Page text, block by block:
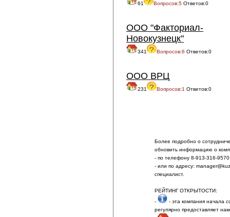
61 Вопросов:5 Ответов:0
ООО "Факториал-
Новокузнецк"
341 Вопросов:6 Ответов:0
ООО ВРЦ
231 Вопросов:1 Ответов:0
Более подробно о
обновить информацию о
- по телефону 8-913-316-9570
- или по адресу:
специалист.
РЕЙТИНГ ОТКРЫТОСТИ:
-
- эта компания начала
регулярно предоставляет